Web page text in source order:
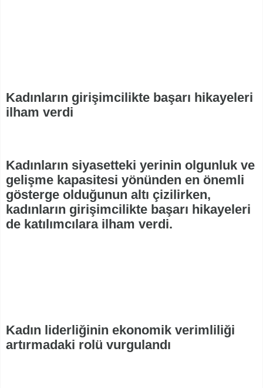
Kadınların girişimcilikte başarı hikayeleri
ilham verdi
Kadınların siyasetteki yerinin olgunluk ve
gelişme kapasitesi yönünden en önemli
gösterge olduğunun altı çizilirken,
kadınların girişimcilikte başarı hikayeleri
de katılımcılara ilham verdi.
Kadın liderliğinin ekonomik verimliliği
artırmadaki rolü vurgulandı